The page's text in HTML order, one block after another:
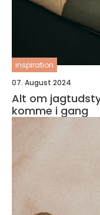
inspiration
07. August 2024
Alt om
komme i gang